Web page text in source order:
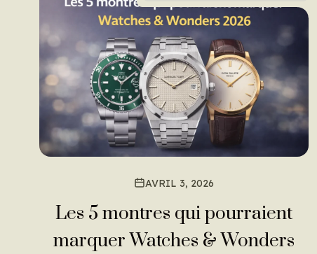
AVRIL 3, 2026
Les 5 montres qui pourraient
marquer Watches & Wonders